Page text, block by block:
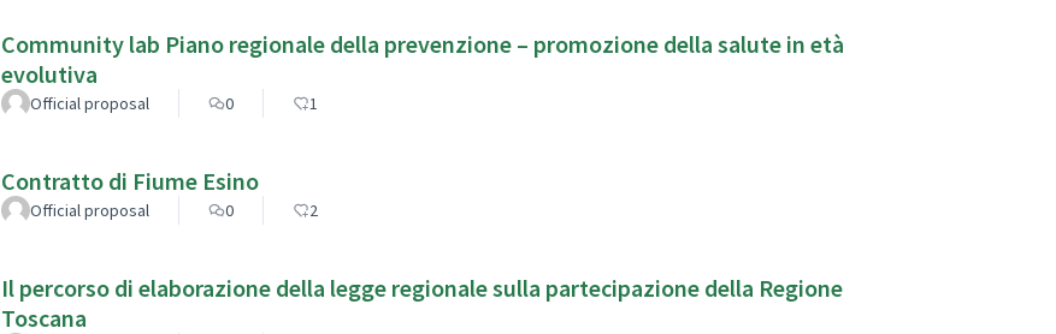
Community lab Piano regionale della prevenzione – promozione della salute in età
evolutiva
Official proposal 0 1
Contratto di Fiume Esino
Official proposal 0 2
Il percorso di elaborazione della legge regionale sulla partecipazione della Regione
Toscana